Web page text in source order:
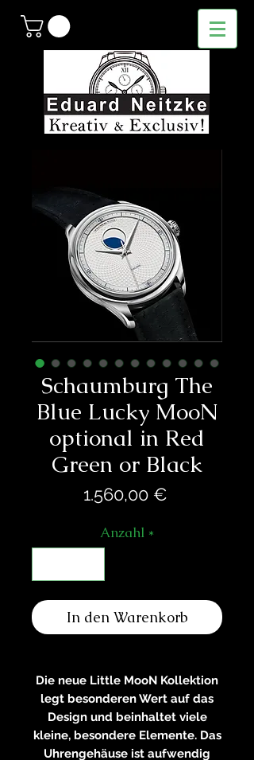
Schaumburg The
Blue Lucky MooN
optional in Red
Green or Black
1.560,00 €Preis
Anzahl *
In den Warenkorb
Die neue Little MooN Kollektion
legt besonderen Wert auf das
Design und beinhaltet viele
kleine, besondere Elemente. Das
Uhrengehäuse ist aufwendig